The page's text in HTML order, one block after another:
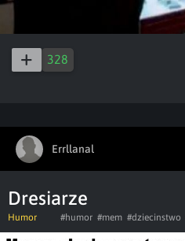
328
Errllanal
Dresiarze
Humor #humor #mem #dziecinstwo